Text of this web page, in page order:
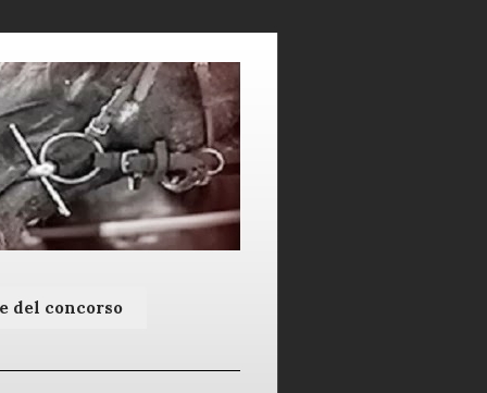
del concorso